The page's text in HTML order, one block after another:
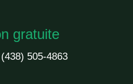
gratuite
(438) 505-4863